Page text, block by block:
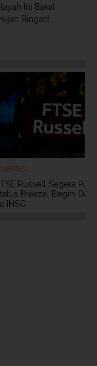
Ini Bakal
Ringan!
Russell Segera
Freeze, Begini
IHSG